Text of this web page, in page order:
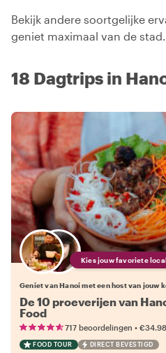
Bekijk andere soortgelijke
geniet maximaal van de stad.
18 Dagtrips in
Kies jouw favoriete
Geniet van Hanoi met een host van jouw
De 10 proeverijen van
Food
717 beoordelingen • €34.98
FOOD TOUR DIRECT BEVESTIGD